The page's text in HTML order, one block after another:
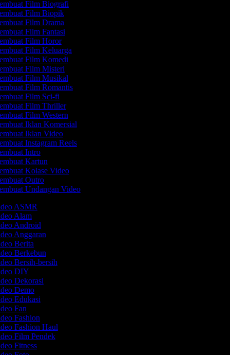
Film Biografi
Film Biopik
Film Drama
Film Fantasi
Film Horor
Film Keluarga
Film Komedi
Film Misteri
Film Musikal
Film Romantis
Film Sci-fi
Film Thriller
Film Western
Iklan Komersial
Iklan Video
Instagram Reels
Intro
Kartun
Kolase Video
Outro
Undangan Video
ASMR
Alam
Android
Anggaran
Berita
Berkebun
Bersih-bersih
DIY
Dekorasi
Demo
Edukasi
Fan
Fashion
Fashion Haul
Film Pendek
Fitness